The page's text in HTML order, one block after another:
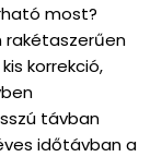
most?
rakétaszerűen
korrekció,
távban
időtávban a